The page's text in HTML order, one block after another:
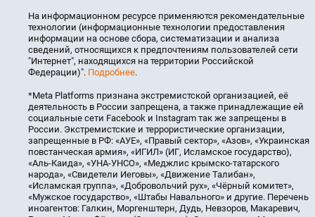
На информационном ресурсе применяются рекомендательные
технологии (информационные технологии предоставления
информации на основе сбора, систематизации и анализа
сведений, относящихся к предпочтениям пользователей сети
"Интернет", находящихся на территории Российской
Федерации)". Подробнее.
*Meta Platforms признана экстремистской организацией, её
деятельность в России запрещена, а также принадлежащие ей
социальные сети Facebook и Instagram так же запрещены в
России. Экстремистские и террористические организации,
запрещенные в РФ: «АУЕ», «Правый сектор», «Азов», «Украинская
повстанческая армия», «ИГИЛ» (ИГ, Исламское государство),
«Аль-Каида», «УНА-УНСО», «Меджлис крымско-татарского
народа», «Свидетели Иеговы», «Движение Талибан»,
«Исламская группа», «Добровольчий рух», «Чёрный комитет»,
«Мужское государство», «Штабы Навального» и другие. Перечень
иноагентов: Галкин, Моргенштерн, Дудь, Невзоров, Макаревич,